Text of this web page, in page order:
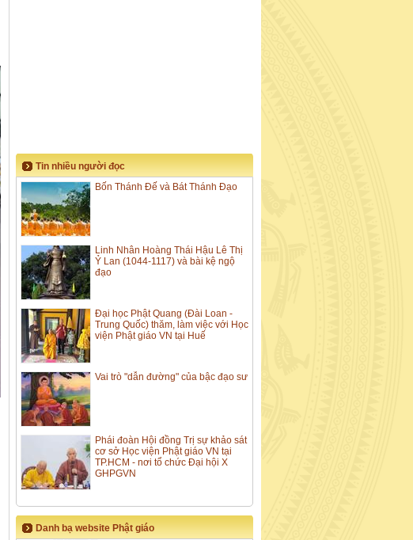
Tin nhiều người đọc
Bốn Thánh Đế và Bát Thánh Đạo
Linh Nhân Hoàng Thái Hậu Lê Thị
Ỷ Lan (1044-1117) và bài kệ ngộ
đạo
Đại học Phật Quang (Đài Loan -
Trung Quốc) thăm, làm việc với Học
viện Phật giáo VN tại Huế
Vai trò "dẫn đường" của bậc đạo sư
Phái đoàn Hội đồng Trị sự khảo sát
cơ sở Học viện Phật giáo VN tại
TP.HCM - nơi tổ chức Đại hội X
GHPGVN
Danh bạ website Phật giáo